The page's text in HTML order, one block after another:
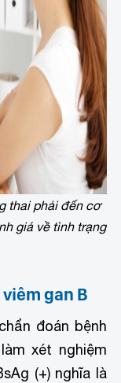
thai phải đến cơ
giá về tình trạng
gan B
đoán bệnh
xét nghiệm
(+) nghĩa là